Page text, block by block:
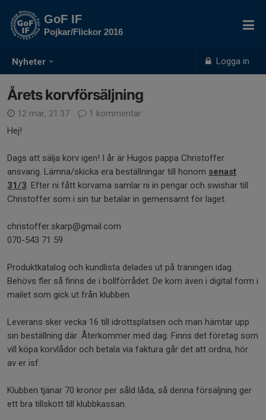
Nyheter Logga in
GoF IF
Pojkar/Flickor 2016
Årets korvförsäljning
12 mar, 21:37
1 kommentar
Hej!
Dags att sälja korv igen! I år är Hugos pappa Christoffer
ansvarig. Lämna/skicka era beställningar till honom senast
31/3. Efter ni fått korvarna samlar ni in pengar och swishar till
Christoffer som i sin tur betalar in gemensamt för laget.
christoffer.skarp@gmail.com
070-543 71 59
Produktkatalog och kundlista delades ut på träningen idag.
Behövs fler så finns de i bollförrådet. De kom även i digital form i
mailet som gick ut från klubben.
Leverans sker vecka 16 till idrottsplatsen och man hämtar upp
sin beställning där. Återkommer med dag. Finns det företag som
vill köpa korvlådor och betala via faktura går det att ordna, hör
av er isf.
Klubben tjänar 70 kronor per såld låda, så denna försäljning ger
ett bra tillskott till klubbkassan.